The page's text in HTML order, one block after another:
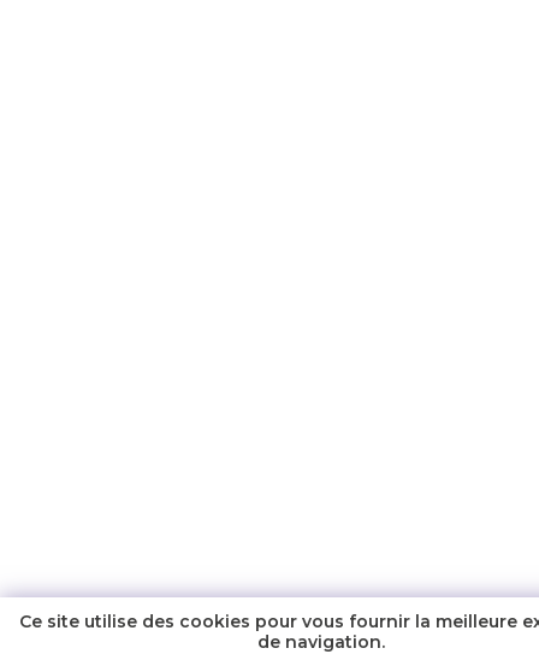
Ce site utilise des cookies pour vous fournir la meilleure
de navigation.